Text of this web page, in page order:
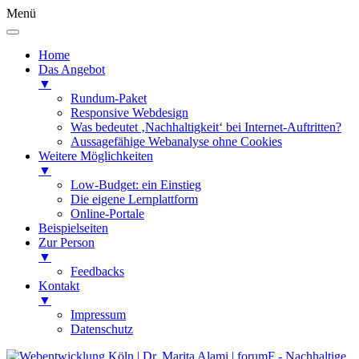
Menü
Home
Das Angebot
▼
Rundum-Paket
Responsive Webdesign
Was bedeutet ‚Nachhaltigkeit‘ bei Internet-Auftritten?
Aussagefähige Webanalyse ohne Cookies
Weitere Möglichkeiten
▼
Low-Budget: ein Einstieg
Die eigene Lernplattform
Online-Portale
Beispielseiten
Zur Person
▼
Feedbacks
Kontakt
▼
Impressum
Datenschutz